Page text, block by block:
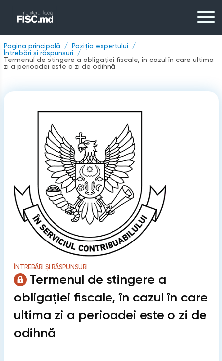
Pagina principală
Poziția expertului
Întrebări și răspunsuri
Termenul de stingere a obligației fiscale, în cazul în care ultima
zi a perioadei este o zi de odihnă
ÎNTREBĂRI ȘI RĂSPUNSURI
Termenul de stingere a
obligației fiscale, în cazul în care
ultima zi a perioadei este o zi de
odihnă